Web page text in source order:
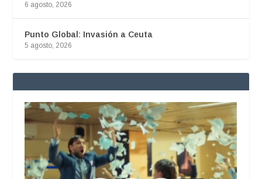
6 agosto, 2026
Punto Global: Invasión a Ceuta
5 agosto, 2026